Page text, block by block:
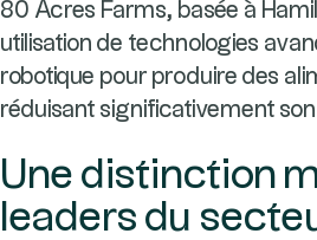
80 Acres Farms, basée à
utilisation de technologies
robotique pour produire des
réduisant significativement
Une distinction
leaders du